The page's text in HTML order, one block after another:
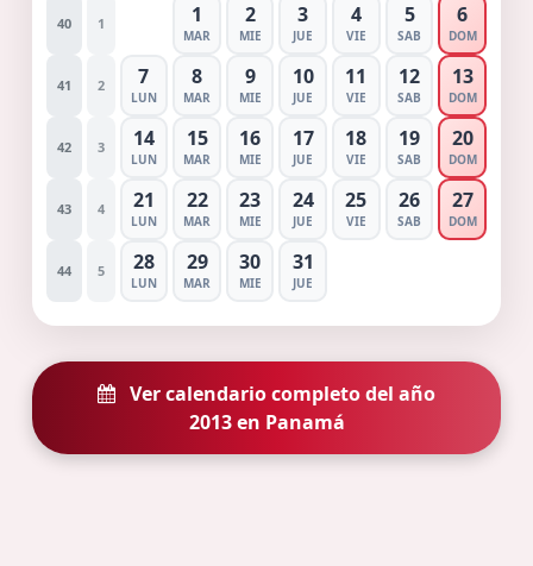
40 1 1
MAR
2
MIE
3
JUE
4
VIE
5
SAB
6
DOM
41 2 7
LUN
8
MAR
9
MIE
10
JUE
11
VIE
12
SAB
13
DOM
42 3 14
LUN
15
MAR
16
MIE
17
JUE
18
VIE
19
SAB
20
DOM
43 4 21
LUN
22
MAR
23
MIE
24
JUE
25
VIE
26
SAB
27
DOM
44 5 28
LUN
29
MAR
30
MIE
31
JUE
Ver calendario completo del año
2013 en Panamá